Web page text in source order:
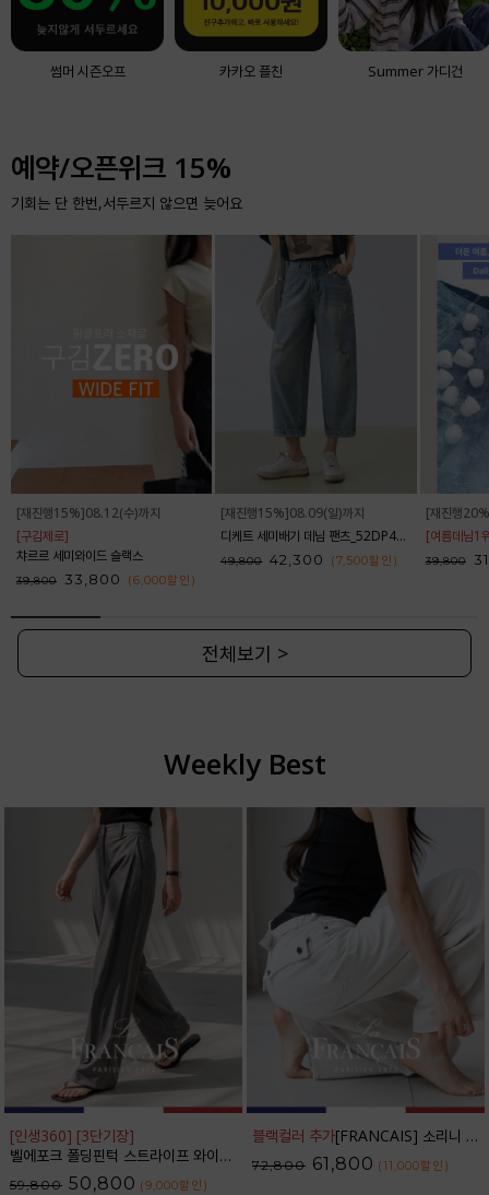
썸머 시즌오프 카카오 플친 Summer 가디건
예약/오픈위크 15%
기회는 단 한번,서두르지 않으면 늦어요
[재진행15%]08.12(수)까지
[구김제로]
챠르르 세미와이드 슬랙스
39,800 33,800 (6,000할인 )
[재진행15%]08.09(일)까지
디케트 세미배기 데님 팬츠_52DP438
49,800 42,300 (7,500할인 )
[재진행
[여름데님1
39,800
전체보기 >
Weekly Best
[인생360] [3단기장]
벨에포크 폴딩핀턱 스트라이프 와이드 슬랙스_F6S238SL
59,800 50,800 (9,000할인 )
블랙컬러 추가[FRANCAIS] 소리니 스티치 커브드 데님 팬츠_62DP2585
72,800 61,800 (11,000할인 )